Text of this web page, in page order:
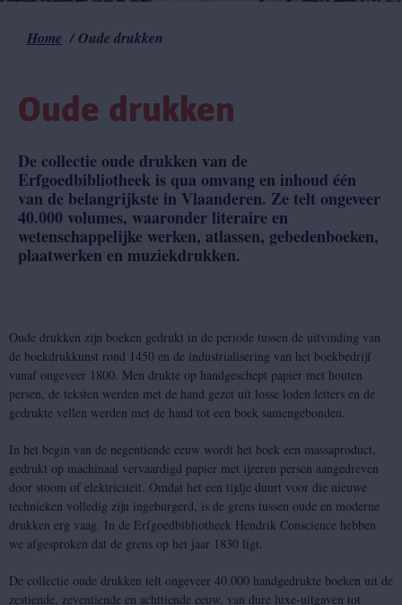
Kruimelpad
Home Oude drukken
Oude drukken
De collectie oude drukken van de
Erfgoedbibliotheek is qua omvang en inhoud één
van de belangrijkste in Vlaanderen. Ze telt ongeveer
40.000 volumes, waaronder literaire en
wetenschappelijke werken, atlassen, gebedenboeken,
plaatwerken en muziekdrukken.
Oude drukken zijn boeken gedrukt in de periode tussen de uitvinding van
de boekdrukkunst rond 1450 en de industrialisering van het boekbedrijf
vanaf ongeveer 1800. Men drukte op handgeschept papier met houten
persen, de teksten werden met de hand gezet uit losse loden letters en de
gedrukte vellen werden met de hand tot een boek samengebonden.
In het begin van de negentiende eeuw wordt het boek een massaproduct,
gedrukt op machinaal vervaardigd papier met ijzeren persen aangedreven
door stoom of elektriciteit. Omdat het een tijdje duurt voor die nieuwe
technieken volledig zijn ingeburgerd, is de grens tussen oude en moderne
drukken erg vaag. In de Erfgoedbibliotheek Hendrik Conscience hebben
we afgesproken dat de grens op het jaar 1830 ligt.
De collectie oude drukken telt ongeveer 40.000 handgedrukte boeken uit de
zestiende, zeventiende en achttiende eeuw, van dure luxe-uitgaven tot